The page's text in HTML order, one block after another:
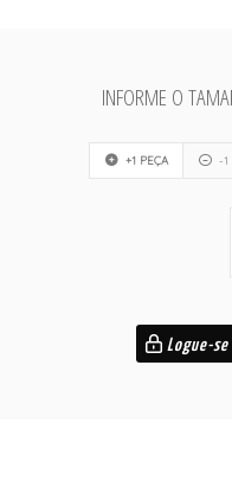
INFORME O
+1 PEÇA -1
Logue-